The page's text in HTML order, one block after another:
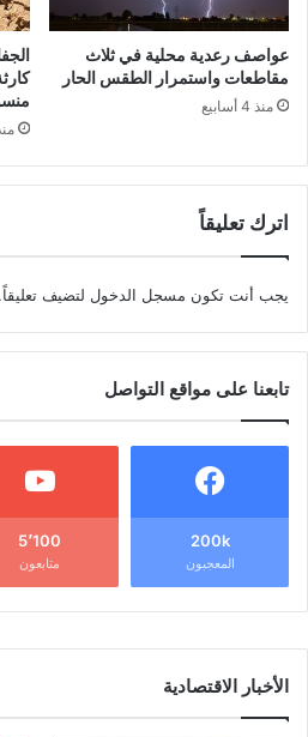
عواصف رعدية محلية في ثلاث
مقاطعات واستمرار الطقس الحار
منذ 4 أسابيع
منذ 4
اترك تعليقاً
يجب أنت تكون مسجل الدخول لتضيف تعليقاً.
تابعنا على مواقع التواصل
200k
المعجبون
5٬100
متابعون
الأخبار الاقتصادية